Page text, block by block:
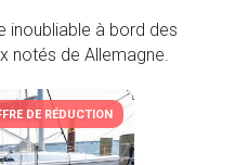
inoubliable à bord des
notés de Allemagne.
DE RÉDUCTION